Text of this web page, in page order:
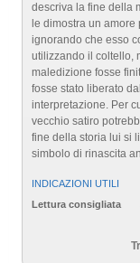
descriva la fine della
le dimostra un
ignorando che esso
utilizzando il coltello,
maledizione fosse
fosse stato liberato
interpretazione. Per
vecchio satiro
fine della storia lui si
simbolo di rinascita
INDICAZIONI UTILI
Lettura consigliata